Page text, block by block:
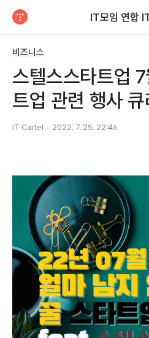
IT모임 연합
비즈니스
스텔스스타트업
트업 관련 행사 큐
IT Cartel 2022. 7. 25. 22:46